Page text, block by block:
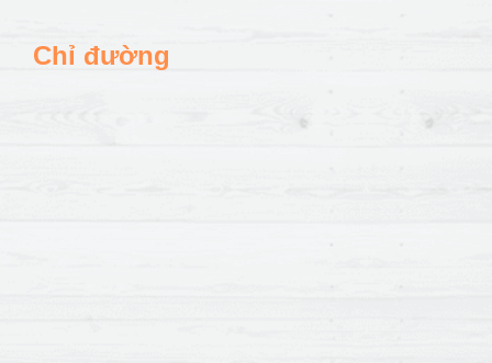
Chỉ đường